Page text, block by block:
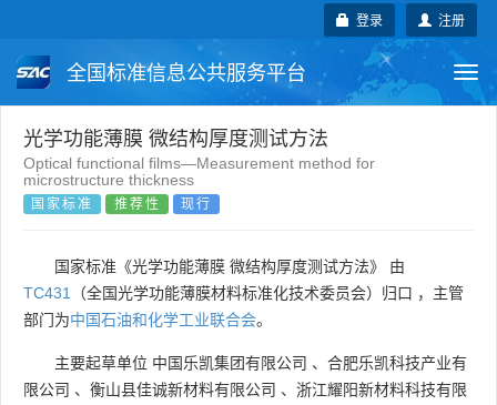
注册
登录
全国标准信息公共服务平台
国家标准 行业标准
团体标准
光学功能薄膜 微结构厚度测试方法
Optical functional films—Measurement method for
microstructure thickness
国家标准 推荐性 现行
国家标准《光学功能薄膜 微结构厚度测试方法》 由
TC431
（全国光学功能薄膜材料标准化技术委员会）归口 ，主管
部门为中国石油和化学工业联合会。
主要起草单位 中国乐凯集团有限公司 、 合肥乐凯科技产业有
限公司 、 衡山县佳诚新材料有限公司 、 浙江耀阳新材料科技有限